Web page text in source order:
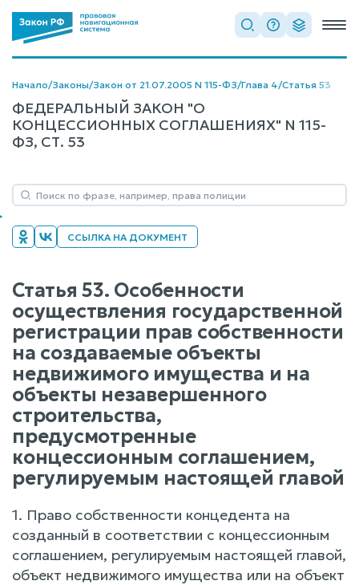
Начало/Законы/Закон от 21.07.2005 N 115-ФЗ/Глава 4/Статья 53
ФЕДЕРАЛЬНЫЙ ЗАКОН "О
КОНЦЕССИОННЫХ СОГЛАШЕНИЯХ" N 115-
ФЗ, СТ. 53
ССЫЛКА НА ДОКУМЕНТ
Статья 53. Особенности
осуществления государственной
регистрации прав собственности
на создаваемые объекты
недвижимого имущества и на
объекты незавершенного
строительства,
предусмотренные
концессионным соглашением,
регулируемым настоящей главой
1. Право собственности концедента на
созданный в соответствии с концессионным
соглашением, регулируемым настоящей главой,
объект недвижимого имущества или на объект